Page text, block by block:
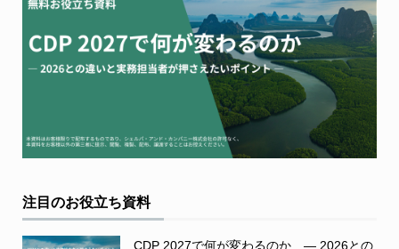
注目のお役立ち資料
CDP 2027で何が変わるのか ― 2026との